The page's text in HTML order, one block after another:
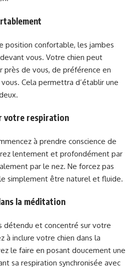
position confortable, les jambes
vous. Votre chien peut
près de vous, de préférence en
Cela permettra d’établir une
votre respiration
à prendre conscience de
lentement et profondément par
par le nez. Ne forcez pas
simplement être naturel et fluide.
la méditation
détendu et concentré sur votre
à inclure votre chien dans la
le faire en posant doucement une
sa respiration synchronisée avec